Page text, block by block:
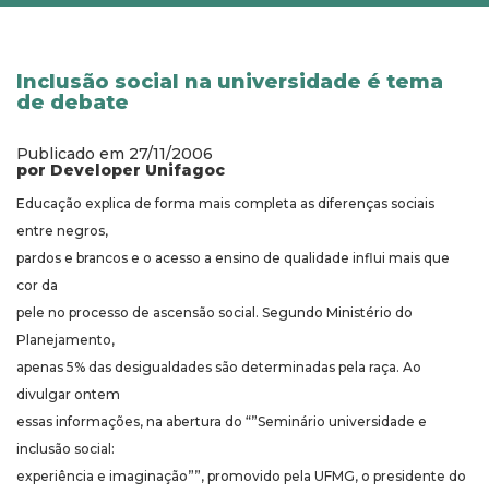
Inclusão social na universidade é tema
de debate
Publicado em 27/11/2006
por Developer Unifagoc
Educação explica de forma mais completa as diferenças sociais
entre negros,
pardos e brancos e o acesso a ensino de qualidade influi mais que
cor da
pele no processo de ascensão social. Segundo Ministério do
Planejamento,
apenas 5% das desigualdades são determinadas pela raça. Ao
divulgar ontem
essas informações, na abertura do “”Seminário universidade e
inclusão social:
experiência e imaginação””, promovido pela UFMG, o presidente do